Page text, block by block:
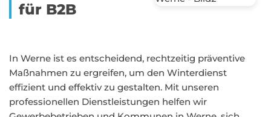
für B2B
In Werne ist es entscheidend, rechtzeitig präventive
Maßnahmen zu ergreifen, um den Winterdienst
effizient und effektiv zu gestalten. Mit unseren
professionellen Dienstleistungen helfen wir